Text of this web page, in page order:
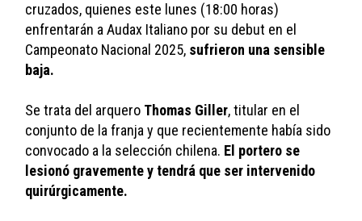
cruzados, quienes este lunes (18:00 horas)
enfrentarán a Audax Italiano por su debut en el
Campeonato Nacional 2025, sufrieron una sensible
baja.
Se trata del arquero Thomas Giller, titular en el
conjunto de la franja y que recientemente había sido
convocado a la selección chilena. El portero se
lesionó gravemente y tendrá que ser intervenido
quirúrgicamente.